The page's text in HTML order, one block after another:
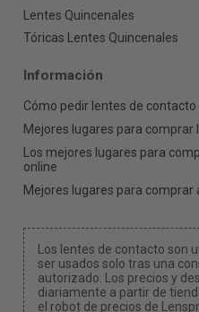
Lentes Quincenales
Tóricas Lentes Quincenales
Información
Cómo pedir lentes de contacto
Mejores lugares para
Los mejores lugares para
online
Mejores lugares para comprar
Los lentes de contacto son
ser usados solo tras una
autorizado. Los precios y
diariamente a partir de
el robot de precios de